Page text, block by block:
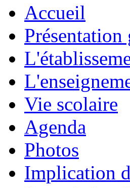
Accueil
Présentation
Vie scolaire
Agenda
Photos
Implication